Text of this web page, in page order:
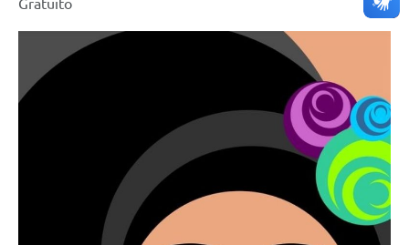
Gratuito